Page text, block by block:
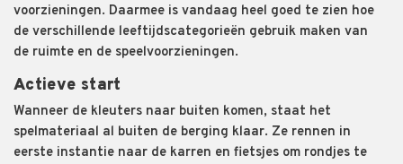
voorzieningen. Daarmee is vandaag heel goed te zien hoe
de verschillende leeftijdscategorieën gebruik maken van
de ruimte en de speelvoorzieningen.
Actieve start
Wanneer de kleuters naar buiten komen, staat het
spelmateriaal al buiten de berging klaar. Ze rennen in
eerste instantie naar de karren en fietsjes om rondjes te